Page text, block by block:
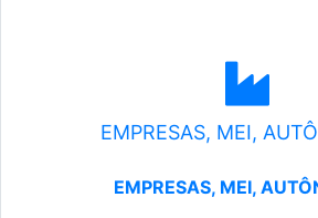
EMPRESAS, MEI,
EMPRESAS, MEI,